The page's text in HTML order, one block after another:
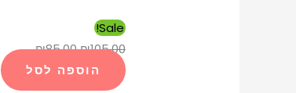
Sale!
₪105.00
₪85.00
הוספה לסל